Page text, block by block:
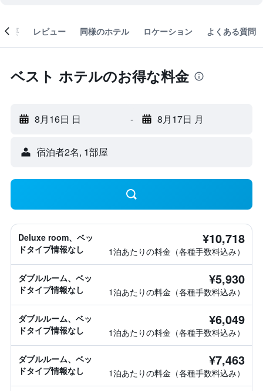
概要 レビュー 同様のホテル ロケーション よくある質問
ベスト ホテルのお得な料金
8月16日 日 - 8月17日 月
宿泊者2名, 1​部屋
Deluxe room、ベッ
ドタイプ情報なし
¥10,718
1泊あたりの料金（各種手数料込み）
ダブルルーム、ベッ
ドタイプ情報なし
¥5,930
1泊あたりの料金（各種手数料込み）
ダブルルーム、ベッ
ドタイプ情報なし
¥6,049
1泊あたりの料金（各種手数料込み）
ダブルルーム、ベッ
ドタイプ情報なし
¥7,463
1泊あたりの料金（各種手数料込み）